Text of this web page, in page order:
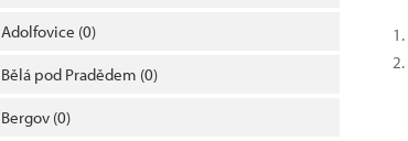
Adolfovice (0)
Bělá pod Pradědem (0)
Bergov (0)